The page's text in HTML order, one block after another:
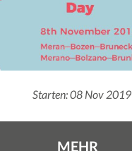
Starten: 08 Nov 2019
MEHR